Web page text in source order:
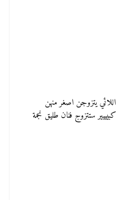
يتزوجن اصغر منهن
ستتزوج فنان طليق نجمة